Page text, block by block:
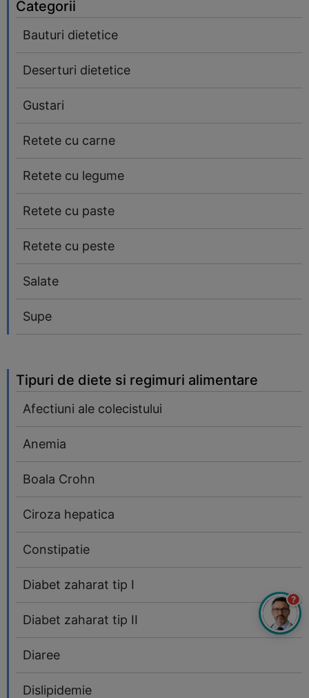
Categorii
Bauturi dietetice
Deserturi dietetice
Gustari
Retete cu carne
Retete cu legume
Retete cu paste
Retete cu peste
Salate
Supe
Tipuri de diete si regimuri alimentare
Afectiuni ale colecistului
Anemia
Boala Crohn
Ciroza hepatica
Constipatie
Diabet zaharat tip I
Diabet zaharat tip II
Diaree
Dislipidemie
?